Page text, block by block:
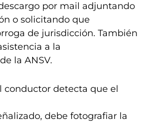
por mail adjuntando
o solicitando que
de jurisdicción. También
a la
la ANSV.
conductor detecta que el
debe fotografiar la